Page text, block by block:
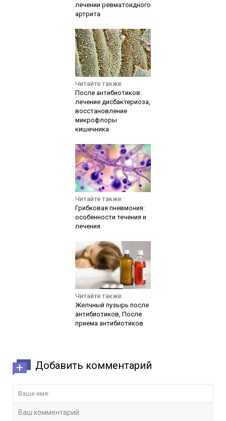
лечении ревматоидного
артрита
Читайте также:
После антибиотиков:
лечение дисбактериоза,
восстановление
микрофлоры
кишечника
Читайте также:
Грибковая пневмония:
особенности течения и
лечения
Читайте также:
Желчный пузырь после
антибиотиков, После
приема антибиотиков
Добавить комментарий